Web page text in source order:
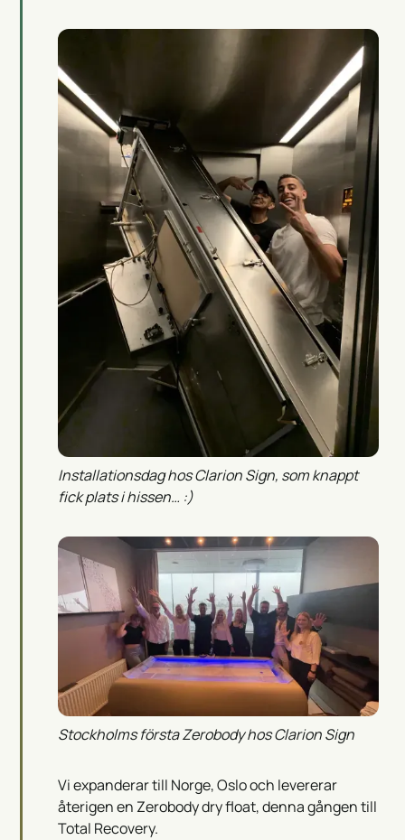
Installationsdag hos Clarion Sign, som knappt
fick plats i hissen… :)
Stockholms första Zerobody hos Clarion Sign
Vi expanderar till Norge, Oslo och levererar
återigen en Zerobody dry float, denna gången till
Total Recovery.